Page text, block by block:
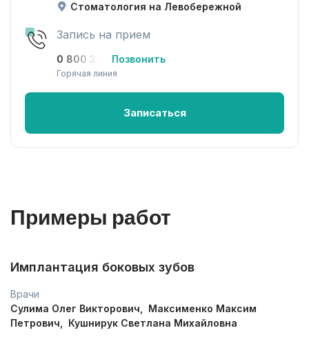
Стоматология на Левобережной
Запись на прием
0 800 33-08-12Позвонить
Горячая линия
Записаться
Примеры работ
Имплантация боковых зубов
Врачи
Сулима Олег Викторович
Максименко Максим
Петрович
Кушнирук Светлана Михайловна